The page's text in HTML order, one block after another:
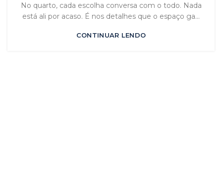
No quarto, cada escolha conversa com o todo. Nada
está ali por acaso. É nos detalhes que o espaço ga...
CONTINUAR LENDO